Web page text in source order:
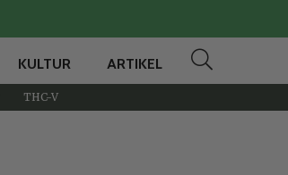
KULTUR ARTIKEL
THC-V